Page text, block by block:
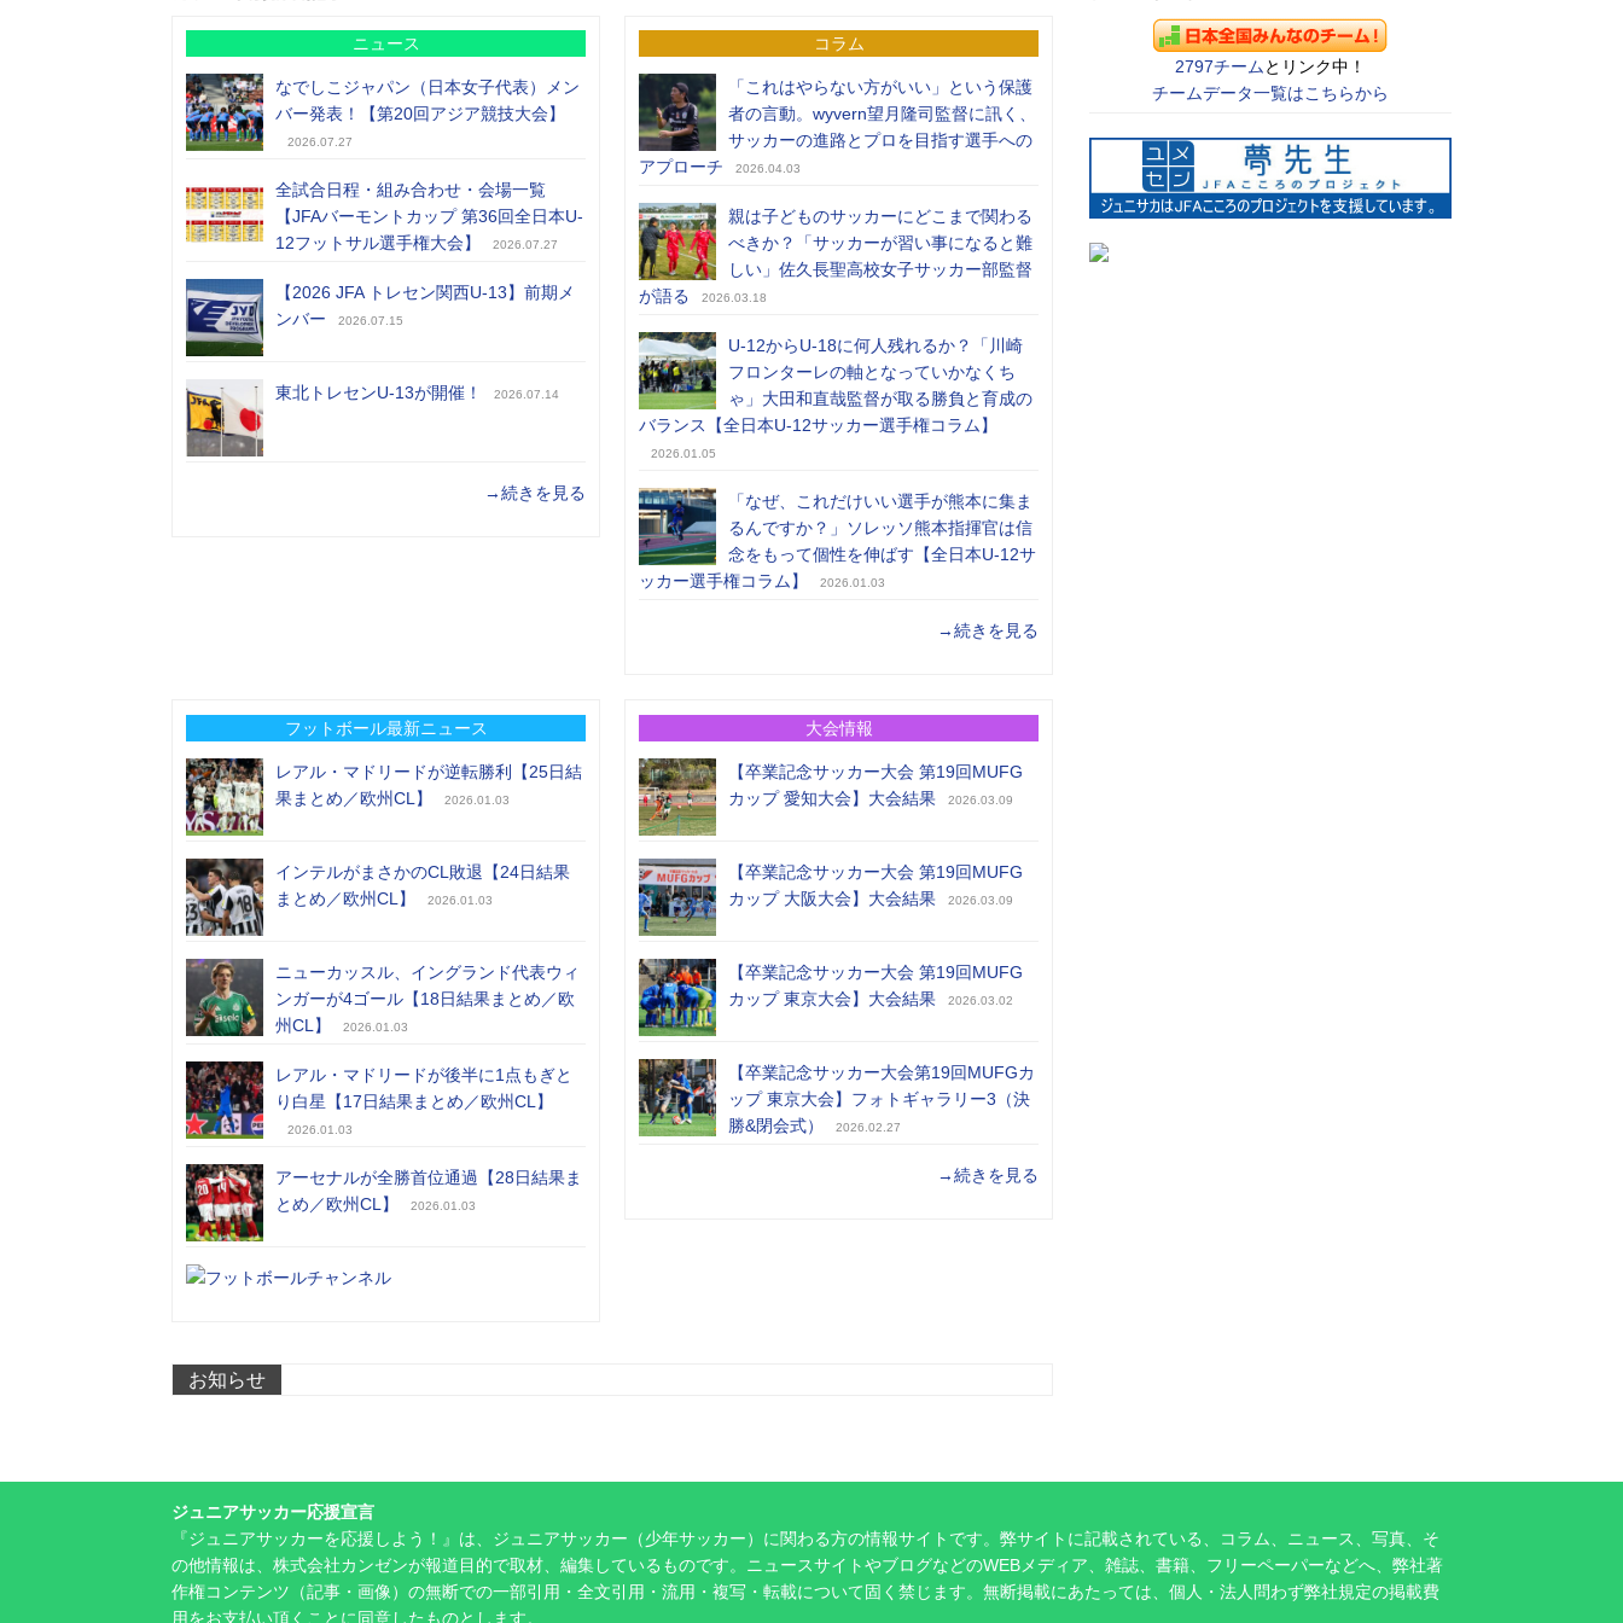
ニュース
なでしこジャパン（日本女子代表）メン
バー発表！【第20回アジア競技大会】
2026.07.27
全試合日程・組み合わせ・会場一覧
【JFAバーモントカップ 第36回全日本U-
12フットサル選手権大会】
2026.07.27
【2026 JFA トレセン関西U-13】前期メ
ンバー
2026.07.15
東北トレセンU-13が開催！ 2026.07.14
→続きを見る
コラム
「これはやらない方がいい」という保護
者の言動。wyvern望月隆司監督に訊く、
サッカーの進路とプロを目指す選手への
アプローチ
2026.04.03
親は子どものサッカーにどこまで関わる
べきか？「サッカーが習い事になると難
しい」佐久長聖高校女子サッカー部監督
が語る
2026.03.18
U-12からU-18に何人残れるか？「川崎
フロンターレの軸となっていかなくち
ゃ」大田和直哉監督が取る勝負と育成の
バランス【全日本U-12サッカー選手権コラム】
2026.01.05
「なぜ、これだけいい選手が熊本に集ま
るんですか？」ソレッソ熊本指揮官は信
念をもって個性を伸ばす【全日本U-12サ
ッカー選手権コラム】
2026.01.03
→続きを見る
フットボール最新ニュース
レアル・マドリードが逆転勝利【25日結
果まとめ／欧州CL】
2026.01.03
インテルがまさかのCL敗退【24日結果
まとめ／欧州CL】
2026.01.03
ニューカッスル、イングランド代表ウィ
ンガーが4ゴール【18日結果まとめ／欧
州CL】
2026.01.03
レアル・マドリードが後半に1点もぎと
り白星【17日結果まとめ／欧州CL】
2026.01.03
アーセナルが全勝首位通過【28日結果ま
とめ／欧州CL】
2026.01.03
大会情報
【卒業記念サッカー大会 第19回MUFG
カップ 愛知大会】大会結果
2026.03.09
【卒業記念サッカー大会 第19回MUFG
カップ 大阪大会】大会結果
2026.03.09
【卒業記念サッカー大会 第19回MUFG
カップ 東京大会】大会結果
2026.03.02
【卒業記念サッカー大会第19回MUFGカ
ップ 東京大会】フォトギャラリー3（決
勝&閉会式）
2026.02.27
→続きを見る
お知らせ
2797チーム とリンク中！
チームデータ一覧はこちらから
ジュニアサッカー応援宣言
『ジュニアサッカーを応援しよう！』は、ジュニアサッカー（少年サッカー）に関わる方の情報サイトです。弊サイトに記載されている、コラム、ニュース、写真、そ
の他情報は、株式会社カンゼンが報道目的で取材、編集しているものです。ニュースサイトやブログなどのWEBメディア、雑誌、書籍、フリーペーパーなどへ、弊社著
作権コンテンツ（記事・画像）の無断での一部引用・全文引用・流用・複写・転載について固く禁じます。無断掲載にあたっては、個人・法人問わず弊社規定の掲載費
用をお支払い頂くことに同意したものとします。